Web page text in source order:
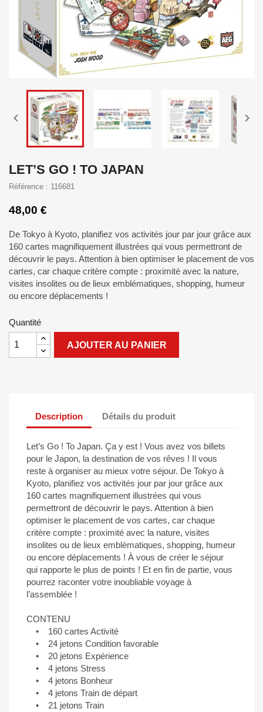
 
LET’S GO ! TO JAPAN
Référence : 116681
48,00 €
De Tokyo à Kyoto, planifiez vos activités jour par jour grâce aux
160 cartes magnifiquement illustrées qui vous permettront de
découvrir le pays. Attention à bien optimiser le placement de vos
cartes, car chaque critère compte : proximité avec la nature,
visites insolites ou de lieux emblématiques, shopping, humeur
ou encore déplacements !
Quantité
AJOUTER AU PANIER
Description Détails du produit
Let’s Go ! To Japan. Ça y est ! Vous avez vos billets
pour le Japon, la destination de vos rêves ! Il vous
reste à organiser au mieux votre séjour. De Tokyo à
Kyoto, planifiez vos activités jour par jour grâce aux
160 cartes magnifiquement illustrées qui vous
permettront de découvrir le pays. Attention à bien
optimiser le placement de vos cartes, car chaque
critère compte : proximité avec la nature, visites
insolites ou de lieux emblématiques, shopping, humeur
ou encore déplacements ! À vous de créer le séjour
qui rapporte le plus de points ! Et en fin de partie, vous
pourrez raconter votre inoubliable voyage à
l’assemblée !
CONTENU
• 160 cartes Activité
• 24 jetons Condition favorable
• 20 jetons Expérience
• 4 jetons Stress
• 4 jetons Bonheur
• 4 jetons Train de départ
• 21 jetons Train